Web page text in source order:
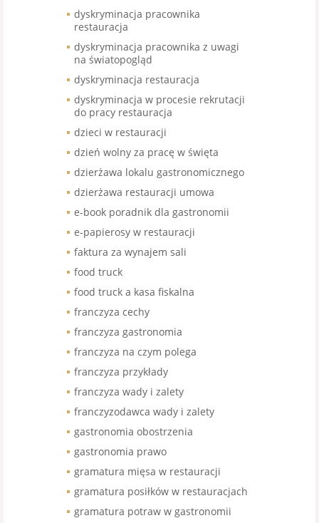
dyskryminacja pracownika
restauracja
dyskryminacja pracownika z uwagi
na światopogląd
dyskryminacja restauracja
dyskryminacja w procesie rekrutacji
do pracy restauracja
dzieci w restauracji
dzień wolny za pracę w święta
dzierżawa lokalu gastronomicznego
dzierżawa restauracji umowa
e-book poradnik dla gastronomii
e-papierosy w restauracji
faktura za wynajem sali
food truck
food truck a kasa fiskalna
franczyza cechy
franczyza gastronomia
franczyza na czym polega
franczyza przykłady
franczyza wady i zalety
franczyzodawca wady i zalety
gastronomia obostrzenia
gastronomia prawo
gramatura mięsa w restauracji
gramatura posiłków w restauracjach
gramatura potraw w gastronomii